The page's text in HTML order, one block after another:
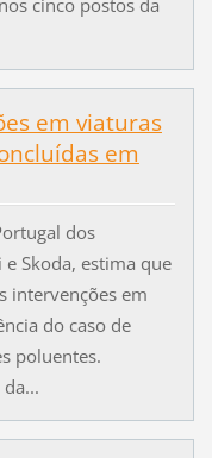
em viaturas
em
dos
Skoda, estima que
intervenções em
do caso de
poluentes.